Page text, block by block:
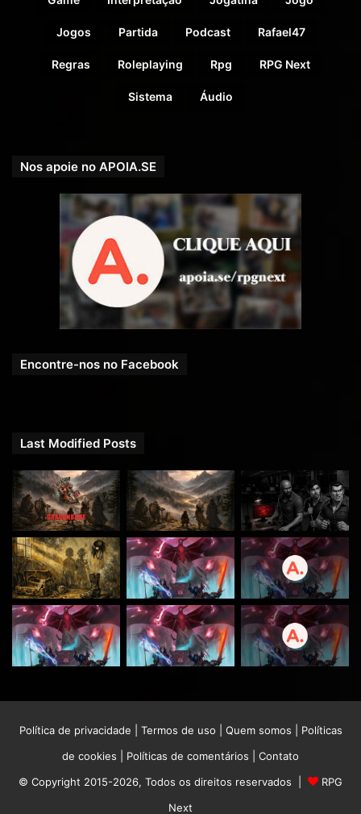
Jogos Partida Podcast Rafael47
Regras Roleplaying Rpg RPG Next
Sistema Áudio
Nos apoie no APOIA.SE
Encontre-nos no Facebook
Last Modified Posts
Política de privacidade Termos de uso Quem somos
Políticas
de cookies
Políticas de comentários
Contato
© Copyright 2015-2026, Todos os direitos reservados |
RPG
Next